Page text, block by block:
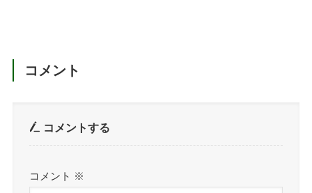
コメント
コメントする
コメント ※